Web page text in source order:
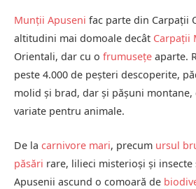
Munții Apuseni fac parte din Carpații
altitudini mai domoale decât Carpații
Orientali, dar cu o frumusețe aparte.
peste 4.000 de peșteri descoperite,
molid și brad, dar și pășuni montane,
variate pentru animale.
De la carnivore mari, precum ursul
păsări rare, lilieci misterioși și insecte
Apusenii ascund o comoară de